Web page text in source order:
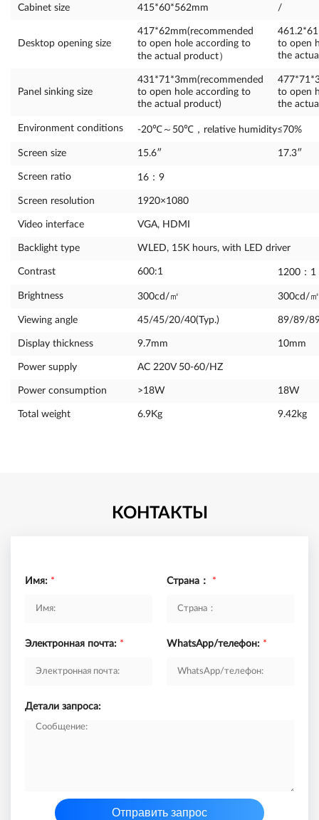
Cabinet size 415*60*562mm /
Desktop opening size
417*62mm(recommended
to open hole according to
the actual product）
to open
the
Panel sinking size
431*71*3mm(recommended
to open hole according to
the actual product)
to open
the
Environment conditions -20℃～50℃，relative humidity≤70%
Screen size 15.6″ 17.3″
Screen ratio 16：9
Screen resolution 1920×1080
Video interface VGA, HDMI
Backlight type WLED, 15K hours, with LED driver
Contrast 600:1 1200：1
Brightness 300cd/㎡ 300cd/㎡
Viewing angle 45/45/20/40(Typ.) 89/89/
Display thickness 9.7mm 10mm
Power supply AC 220V 50-60/HZ
Power consumption >18W 18W
Total weight 6.9Kg 9.42kg
КОНТАКТЫ
Имя: * Страна： *
Электронная почта: * WhatsApp/телефон: *
Детали запроса:
Отправить запрос